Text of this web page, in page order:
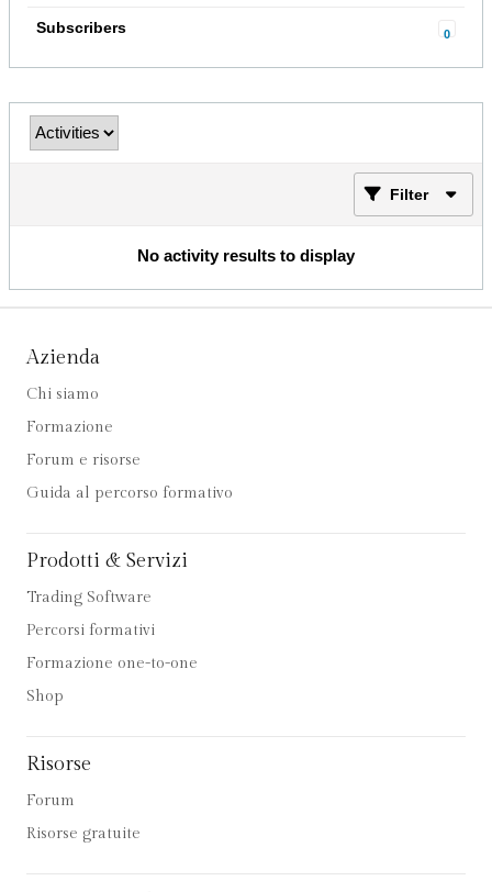
Subscribers 0
Filter
No activity results to display
Azienda
Chi siamo
Formazione
Forum e risorse
Guida al percorso formativo
Prodotti & Servizi
Trading Software
Percorsi formativi
Formazione one-to-one
Shop
Risorse
Forum
Risorse gratuite